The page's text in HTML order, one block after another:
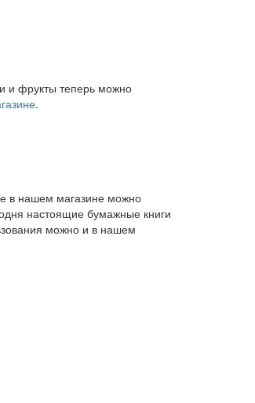
и фрукты теперь можно
.
в нашем магазине можно
настоящие бумажные книги
можно и в нашем